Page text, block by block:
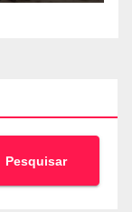
Pesquisar